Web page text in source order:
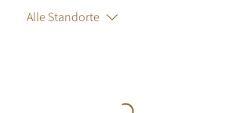
Alle Standorte